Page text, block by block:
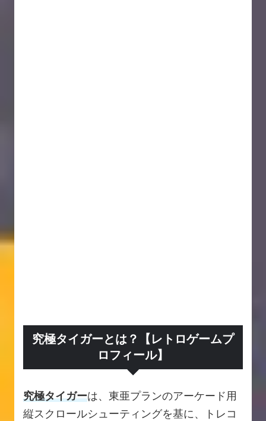
究極タイガーとは？【レトロゲームプ
ロフィール】
究極タイガーは、東亜プランのアーケード用
縦スクロールシューティングを基に、トレコ